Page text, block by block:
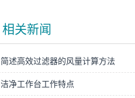
相关新闻
简述高效过滤器的风量计算方法
洁净工作台工作特点